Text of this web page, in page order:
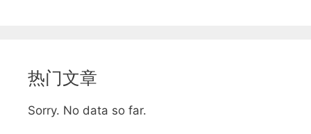
热门文章
Sorry. No data so far.